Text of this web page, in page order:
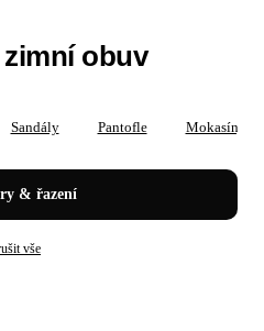
obuv
Sandály Pantofle Mokasíny
& řazení
vše